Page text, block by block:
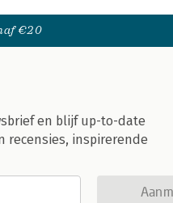
€20
en blijf up-to-date
recensies, inspirerende